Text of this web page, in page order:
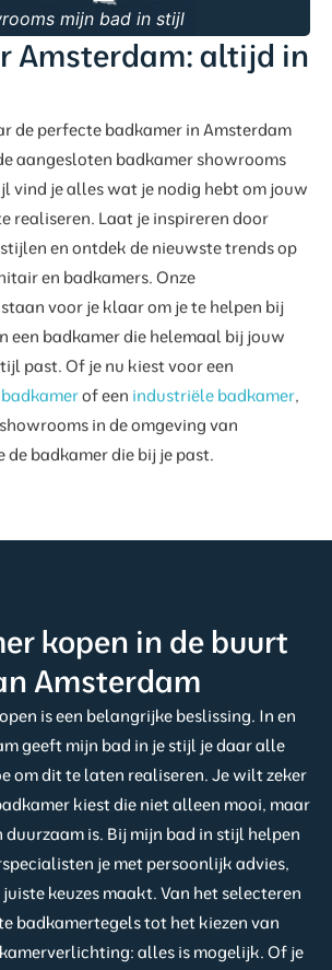
Amsterdam: altijd in
de perfecte badkamer in Amsterdam
aangesloten badkamer showrooms
vind je alles wat je nodig hebt om jouw
realiseren. Laat je inspireren door
en ontdek de nieuwste trends op
en badkamers. Onze
voor je klaar om je te helpen bij
een badkamer die helemaal bij jouw
past. Of je nu kiest voor een
of een industriële badkamer,
in de omgeving van
de badkamer die bij je past.
mijn bad in stijl
kopen in de buurt
Amsterdam
is een belangrijke beslissing. In en
geeft mijn bad in je stijl je daar alle
om dit te laten realiseren. Je wilt zeker
kiest die niet alleen mooi, maar
is. Bij mijn bad in stijl helpen
je met persoonlijk advies,
keuzes maakt. Van het selecteren
badkamertegels tot het kiezen van
alles is mogelijk. Of je